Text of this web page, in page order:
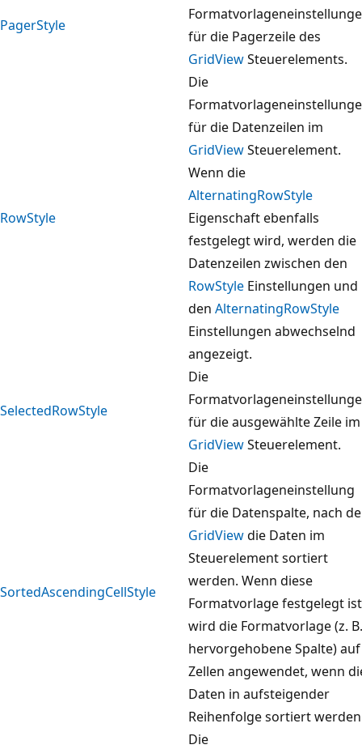
PagerStyle
für die Pagerzeile des
GridViewSteuerelements.
RowStyle
Die
für die Datenzeilen im
GridViewSteuerelement.
Wenn die
AlternatingRowStyle
Eigenschaft ebenfalls
festgelegt wird, werden die
Datenzeilen zwischen den
RowStyle Einstellungen und
den AlternatingRowStyle
Einstellungen abwechselnd
angezeigt.
SelectedRowStyle
Die
für die ausgewählte Zeile im
GridViewSteuerelement.
SortedAscendingCellStyle
Die
Formatvorlageneinstellung
für die Datenspalte, nach
GridViewdie Daten im
Steuerelement sortiert
werden. Wenn diese
Formatvorlage festgelegt
wird die Formatvorlage (z. B.
hervorgehobene Spalte) auf
Zellen angewendet, wenn
Daten in aufsteigender
Reihenfolge sortiert
Die